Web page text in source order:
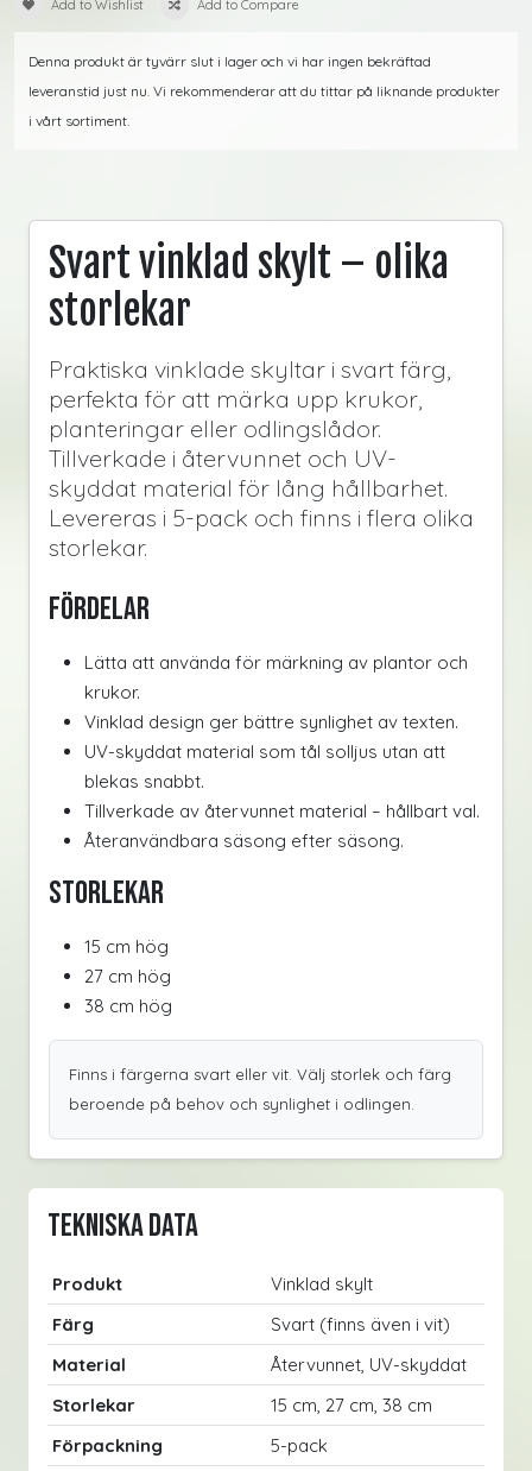
Add to Wishlist Add to Compare
Denna produkt är tyvärr slut i lager och vi har ingen bekräftad
leveranstid just nu. Vi rekommenderar att du tittar på liknande produkter
i vårt sortiment.
Svart vinklad skylt – olika
storlekar
Praktiska vinklade skyltar i svart färg,
perfekta för att märka upp krukor,
planteringar eller odlingslådor.
Tillverkade i återvunnet och UV-
skyddat material för lång hållbarhet.
Levereras i 5-pack och finns i flera olika
storlekar.
Fördelar
Lätta att använda för märkning av plantor och
krukor.
Vinklad design ger bättre synlighet av texten.
UV-skyddat material som tål solljus utan att
blekas snabbt.
Tillverkade av återvunnet material – hållbart val.
Återanvändbara säsong efter säsong.
Storlekar
15 cm hög
27 cm hög
38 cm hög
Finns i färgerna svart eller vit. Välj storlek och färg
beroende på behov och synlighet i odlingen.
Tekniska data
Produkt
Vinklad skylt
Färg
Svart (finns även i vit)
Material
Återvunnet, UV-skyddat
Storlekar
15 cm, 27 cm, 38 cm
Förpackning
5-pack